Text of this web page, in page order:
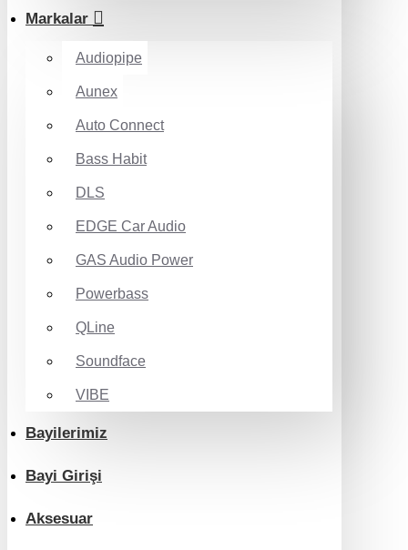
Markalar
Audiopipe
Aunex
Auto Connect
Bass Habit
DLS
EDGE Car Audio
GAS Audio Power
Powerbass
QLine
Soundface
VIBE
Bayilerimiz
Bayi Girişi
Aksesuar